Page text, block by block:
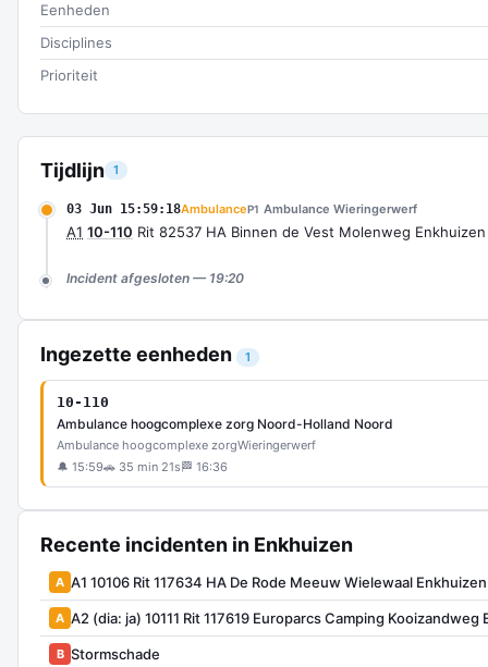
Tijdlijn 1
03 Jun 15:59:18AmbulanceP1 Ambulance Wieringerwerf
A1 10-110 Rit 82537 HA Binnen de Vest Molenweg Enkhuizen
Incident afgesloten — 19:20
Ingezette eenheden 1
10-110
Ambulance hoogcomplexe zorg Noord-Holland Noord
Ambulance hoogcomplexe zorgWieringerwerf
🔔 15:59🚗 35 min 21s 🏁 16:36
Recente incidenten in Enkhuizen
A A1 10106 Rit 117634 HA De Rode Meeuw Wielewaal Enkhuizen
A A2 (dia: ja) 10111 Rit 117619 Europarcs Camping Kooizandweg
B Stormschade
Eenheden
Disciplines
Prioriteit